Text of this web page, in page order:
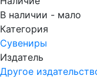
В наличии - мало
Категория
Сувениры
Издатель
Другое